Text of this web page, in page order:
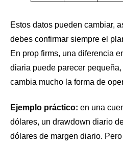
Estos datos pueden cambiar,
debes confirmar siempre el
En prop firms, una diferencia
diaria puede parecer
cambia mucho la forma de
Ejemplo práctico: en una
dólares, un drawdown diario
dólares de margen diario.